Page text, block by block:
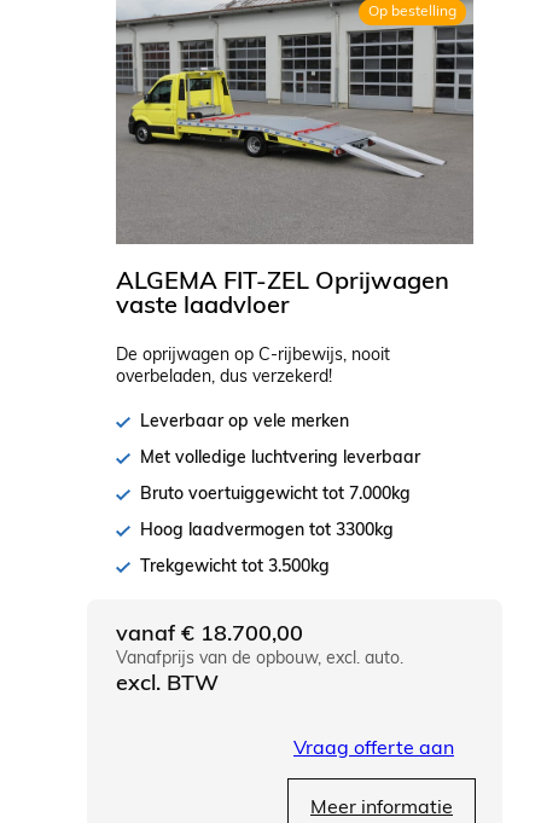
Op bestelling
ALGEMA FIT-ZEL Oprijwagen
vaste laadvloer
De oprijwagen op C-rijbewijs, nooit
overbeladen, dus verzekerd!
Leverbaar op vele merken
Met volledige luchtvering leverbaar
Bruto voertuiggewicht tot 7.000kg
Hoog laadvermogen tot 3300kg
Trekgewicht tot 3.500kg
vanaf € 18.700,00
Vanafprijs van de opbouw, excl. auto.
excl. BTW
Vraag offerte aan
Meer informatie